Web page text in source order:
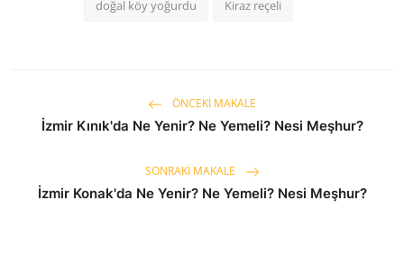
doğal köy yoğurdu Kiraz reçeli
ÖNCEKI MAKALE
İzmir Kınık'da Ne Yenir? Ne Yemeli? Nesi Meşhur?
SONRAKI MAKALE
İzmir Konak'da Ne Yenir? Ne Yemeli? Nesi Meşhur?